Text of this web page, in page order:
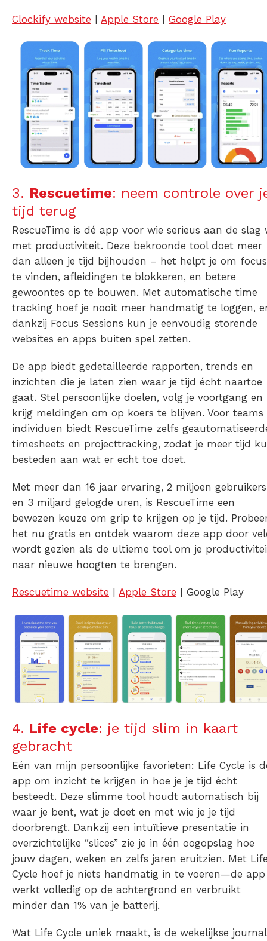
Clockify website | Apple Store | Google Play
3. Rescuetime: neem controle over
tijd terug
RescueTime is dé app voor wie serieus aan de slag
met productiviteit. Deze bekroonde tool doet meer
dan alleen je tijd bijhouden – het helpt je om focus
te vinden, afleidingen te blokkeren, en betere
gewoontes op te bouwen. Met automatische time
tracking hoef je nooit meer handmatig te loggen,
dankzij Focus Sessions kun je eenvoudig storende
websites en apps buiten spel zetten.
De app biedt gedetailleerde rapporten, trends en
inzichten die je laten zien waar je tijd écht naartoe
gaat. Stel persoonlijke doelen, volg je voortgang en
krijg meldingen om op koers te blijven. Voor teams
individuen biedt RescueTime zelfs
timesheets en projecttracking, zodat je meer tijd
besteden aan wat er echt toe doet.
Met meer dan 16 jaar ervaring, 2 miljoen gebruikers
en 3 miljard gelogde uren, is RescueTime een
bewezen keuze om grip te krijgen op je tijd.
het nu gratis en ontdek waarom deze app door
wordt gezien als de ultieme tool om je
naar nieuwe hoogten te brengen.
Rescuetime website | Apple Store | Google Play
4. Life cycle: je tijd slim in kaart
gebracht
Eén van mijn persoonlijke favorieten: Life Cycle is
app om inzicht te krijgen in hoe je je tijd écht
besteedt. Deze slimme tool houdt automatisch bij
waar je bent, wat je doet en met wie je je tijd
doorbrengt. Dankzij een intuïtieve presentatie in
overzichtelijke “slices” zie je in één oogopslag hoe
jouw dagen, weken en zelfs jaren eruitzien. Met
Cycle hoef je niets handmatig in te voeren—de app
werkt volledig op de achtergrond en verbruikt
minder dan 1% van je batterij.
Wat Life Cycle uniek maakt, is de wekelijkse